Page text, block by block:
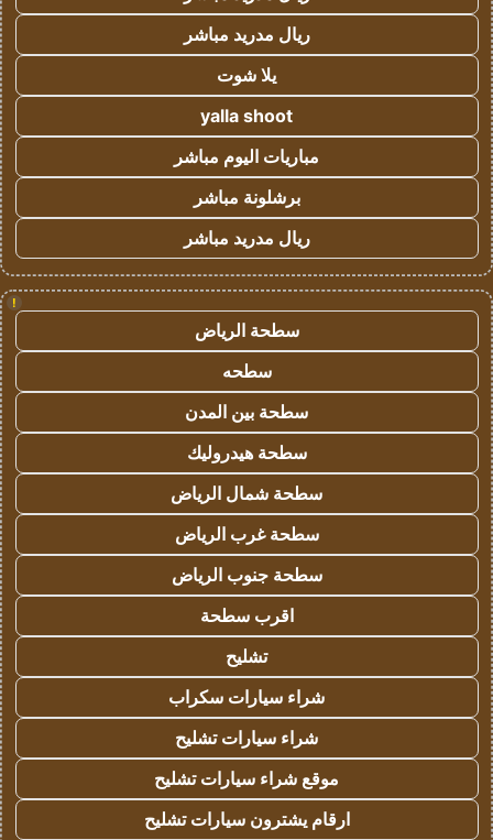
ريال مدريد مباشر
يلا شوت
yalla shoot
مباريات اليوم مباشر
برشلونة مباشر
ريال مدريد مباشر
!
سطحة الرياض
سطحه
سطحة بين المدن
سطحة هيدروليك
سطحة شمال الرياض
سطحة غرب الرياض
سطحة جنوب الرياض
اقرب سطحة
تشليح
شراء سيارات سكراب
شراء سيارات تشليح
موقع شراء سيارات تشليح
ارقام يشترون سيارات تشليح